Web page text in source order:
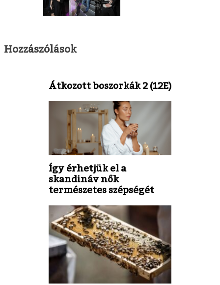
Hozzászólások
Átkozott boszorkák 2 (12E)
Így érhetjük el a
skandináv nők
természetes szépségét